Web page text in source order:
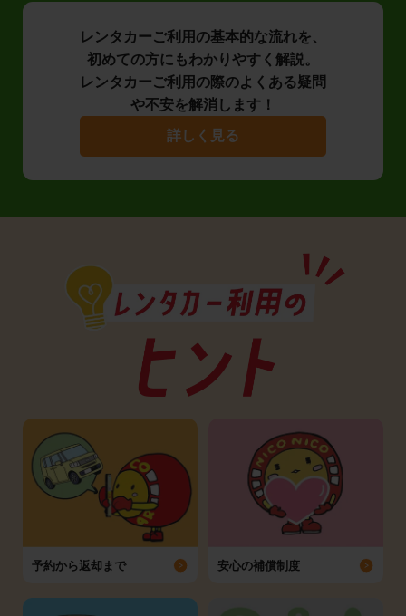
レンタカーご利用の基本的な流れを、
初めての方にもわかりやすく解説。
レンタカーご利用の際のよくある疑問
や不安を解消します！
詳しく見る
予約から返却まで 安心の補償制度